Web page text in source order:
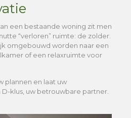
een bestaande woning zit men
“verloren” ruimte: de zolder.
omgebouwd worden naar een
of een relaxruimte voor
plannen en laat uw
klus, uw betrouwbare partner.